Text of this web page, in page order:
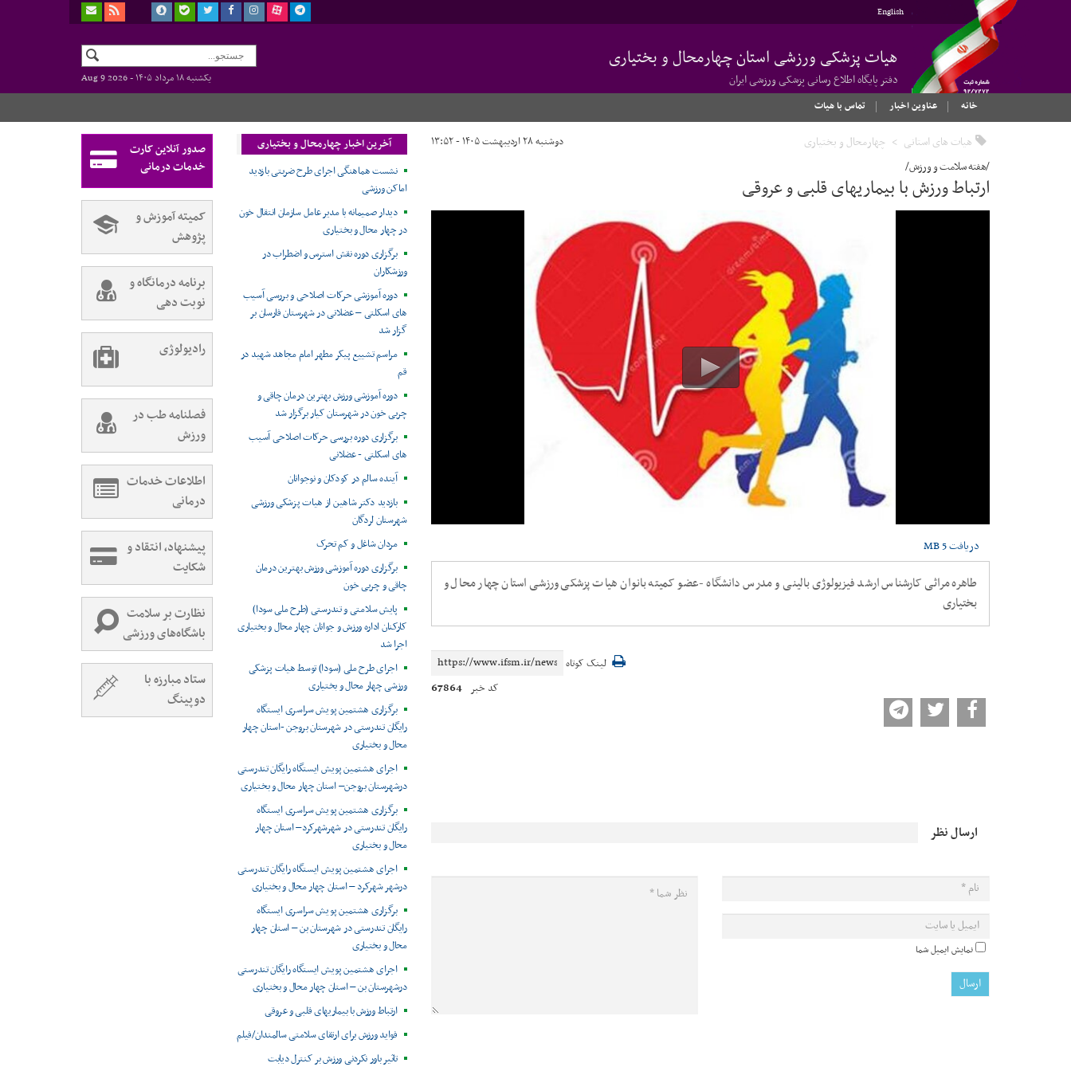
English
هیات پزشکی ورزشی استان چهارمحال و بختیاری
دفتر پایگاه اطلاع رسانی پزشکی ورزشی ایران یکشنبه ۱۸ مرداد ۱۴۰۵ -
Aug 9 2026
خانه
عناوین اخبار تماس با هیات
هیات های استانی چهارمحال و بختیاری دوشنبه ۲۸ اردیبهشت ۱۴۰۵ - ۱۳:۵۲
/هفته سلامت و ورزش/
ارتباط ورزش با بیماریهای قلبی و عروقی
دریافت5 MB
طاهره مراثی کارشناس ارشد فیزیولوژی بالینی و مدرس دانشگاه -عضو کمیته بانوان هیات پزشکی ورزشی استان چهار محال و
بختیاری
لینک کوتاه
کد خبر 67864
ارسال نظر
نمایش ایمیل شما
آخرین اخبار چهارمحال و بختیاری
نشست هماهنگی اجرای طرح ضربتی بازدید
اماکن ورزشی
دیدار صمیمانه با مدیر عامل سازمان انتقال خون
در چهار محال و بختیاری
برگزاری دوره نقش استرس و اضطراب در
ورزشکاران
دوره آموزشی حرکات اصلاحی و بررسی آسیب
های اسکلتی – عضلانی در شهرستان فارسان بر
گزار شد
مراسم تشییع پیکر مطهر امام مجاهد شهید در
قم
دوره آموزشی ورزش بهترین درمان چاقی و
چربی خون در شهرستان کیار برگزار شد
برگزاری دوره بررسی حرکات اصلاحی آسیب
های اسکلتی - عضلانی
آینده سالم در کودکان و نوجوانان
بازدید دکتر شاهین از هیات پزشکی ورزشی
شهرستان لردگان
مردان شاغل و کم تحرک
برگزاری دوره آموزشی ورزش بهترین درمان
چاقی و چربی خون
پایش سلامتی و تندرستی (طرح ملی سودا)
کارکنان اداره ورزش و جوانان چهار محال و بختیاری
اجرا شد
اجرای طرح ملی (سودا) توسط هیات پزشکی
ورزشی چهار محال و بختیاری
برگزاری هشتمین پویش سراسری ایستگاه
رایگان تندرستی در شهرستان بروجن -استان چهار
محال و بختیاری
اجرای هشتمین پویش ایستگاه رایگان تندرستی
درشهرستان بروجن– استان چهار محال و بختیاری
برگزاری هشتمین پویش سراسری ایستگاه
رایگان تندرستی در شهرشهرکرد– استان چهار
محال و بختیاری
اجرای هشتمین پویش ایستگاه رایگان تندرستی
درشهر شهرکرد – استان چهار محال و بختیاری
برگزاری هشتمین پویش سراسری ایستگاه
رایگان تندرستی در شهرستان بن – استان چهار
محال و بختیاری
اجرای هشتمین پویش ایستگاه رایگان تندرستی
درشهرستان بن – استان چهار محال و بختیاری
ارتباط ورزش با بیماریهای قلبی و عروقی
فواید ورزش برای ارتقای سلامتی سالمندان/فیلم
تاثیر باور نکردنی ورزش بر کنترل دیابت
صدور آنلاین کارت
خدمات درمانی
کمیته آموزش و
پژوهش
برنامه درمانگاه و
نوبت دهی
رادیولوژی
فصلنامه طب در
ورزش
اطلاعات خدمات
درمانی
پیشنهاد، انتقاد و
شکایت
نظارت بر سلامت
باشگاه‌های ورزشی
ستاد مبارزه با
دوپینگ